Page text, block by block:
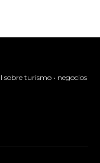
turismo • negocios